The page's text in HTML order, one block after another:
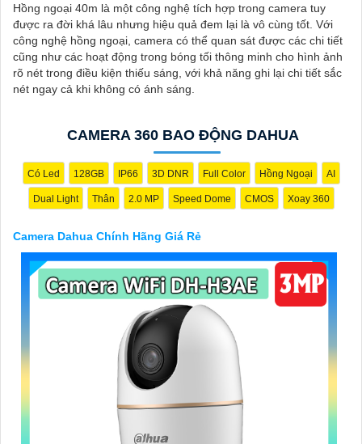
1:Camera Dahua là một thương hiệu nổi tiếng về sản phẩm an
ninh và giám sát.⚒ 2:Để Hoàn toàn tin cậy mua Camera Dahua
chính hãng, bạn nên mua từ các cửa hàng uy tín hoặc các đại lý
chính thức của Dahua.☄️3:Mức giá của Camera Dahua có thể
thay đổi tùy vào model và chức năng của camera. Bạn nên tìm
hiểu kỹ trước khi đầu tư.🎖️4:Chất lượng của Camera Dahua
Nếu bạn muốn tìm camera Dahua giá rẻ, bạn
có thể tham khảo trên các website thương mại điện tử hoặc tại
Hy vọng rằng những thông tin trên sẽ giúp bạn chọn lựa được
Camera Dahua chính hãng, giá rẻ và chất lượng. Nếu bạn có
thêm câu hỏi hoặc cần tư vấn thêm, đừng ngần ngại để lại Cung
Hồng ngoại 40m là một công nghệ tích hợp trong camera tuy
được ra đời khá lâu nhưng hiệu quả đem lại là vô cùng tốt. Với
công nghệ hồng ngoại, camera có thể quan sát được các chi tiết
cũng như các hoạt động trong bóng tối thông minh cho hình ảnh
rõ nét trong điều kiện thiếu sáng, với khả năng ghi lại chi tiết sắc
nét ngay cả khi không có ánh sáng.
CAMERA 360 BAO ĐỘNG DAHUA
Có Led 128GB IP66 3D DNR Full Color Hồng Ngoại AI
Dual Light Thân 2.0 MP Speed Dome CMOS Xoay 360
Camera Dahua Chính Hãng Giá Rẻ